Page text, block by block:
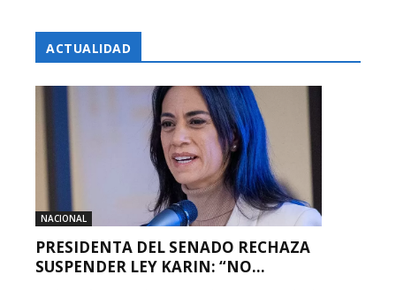
ACTUALIDAD
NACIONAL
PRESIDENTA DEL SENADO RECHAZA
SUSPENDER LEY KARIN: “NO...